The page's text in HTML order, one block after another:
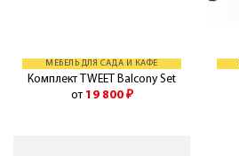
МЕБЕЛЬ ДЛЯ САДА И КАФЕ
Комплект TWEET Balcony Set
от 19 800 ₽